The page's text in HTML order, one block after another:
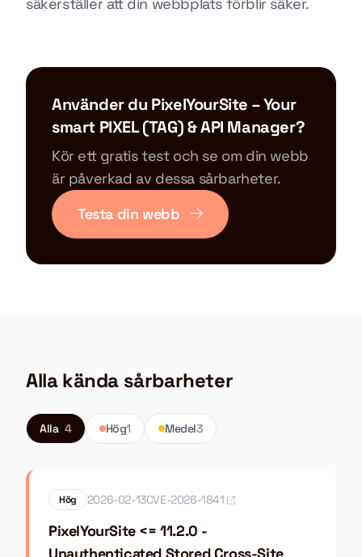
Använder du PixelYourSite – Your
smart PIXEL (TAG) & API Manager?
Kör ett gratis test och se om din webb
är påverkad av dessa sårbarheter.
Testa din webb
Alla kända sårbarheter
Alla 4 Hög1 Medel3
Hög 2026-02-13CVE-2026-1841
PixelYourSite <= 11.2.0 -